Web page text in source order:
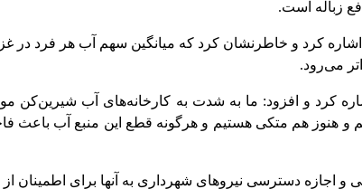
زباله است.
و افزود: ما به شدت به کارخانه‌های آب شیرین‌کن
هم متکی هستیم و هرگونه قطع این منبع آب باعث
و اجازه دسترسی نیروهای شهرداری به آنها برای